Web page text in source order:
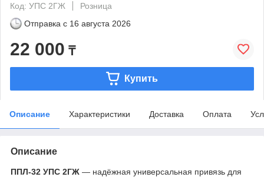
Код: УПС 2ГЖ
Розница
Отправка с 16 августа 2026
22 000 ₸
Купить
Описание Характеристики Доставка Оплата
Описание
ППЛ-32 УПС 2ГЖ — надёжная универсальная привязь для